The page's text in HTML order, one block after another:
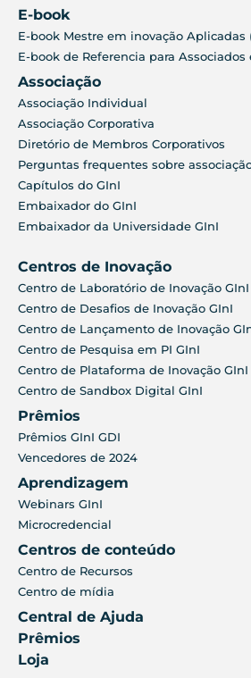
E-book
E-book Mestre em inovação Aplicadas
E-book de Referencia para Associados
Associação
Associação Individual
Associação Corporativa
Diretório de Membros Corporativos
Perguntas frequentes sobre
Capítulos do GInI
Embaixador do GInI
Embaixador da Universidade GInI
Centros de Inovação
Centro de Laboratório de Inovação GInI
Centro de Desafios de Inovação GInI
Centro de Lançamento de Inovação
Centro de Pesquisa em PI GInI
Centro de Plataforma de Inovação GInI
Centro de Sandbox Digital GInI
Prêmios
Prêmios GInI GDI
Vencedores de 2024
Aprendizagem
Webinars GInI
Microcredencial
Centros de conteúdo
Centro de Recursos
Centro de mídia
Central de Ajuda
Prêmios
Loja